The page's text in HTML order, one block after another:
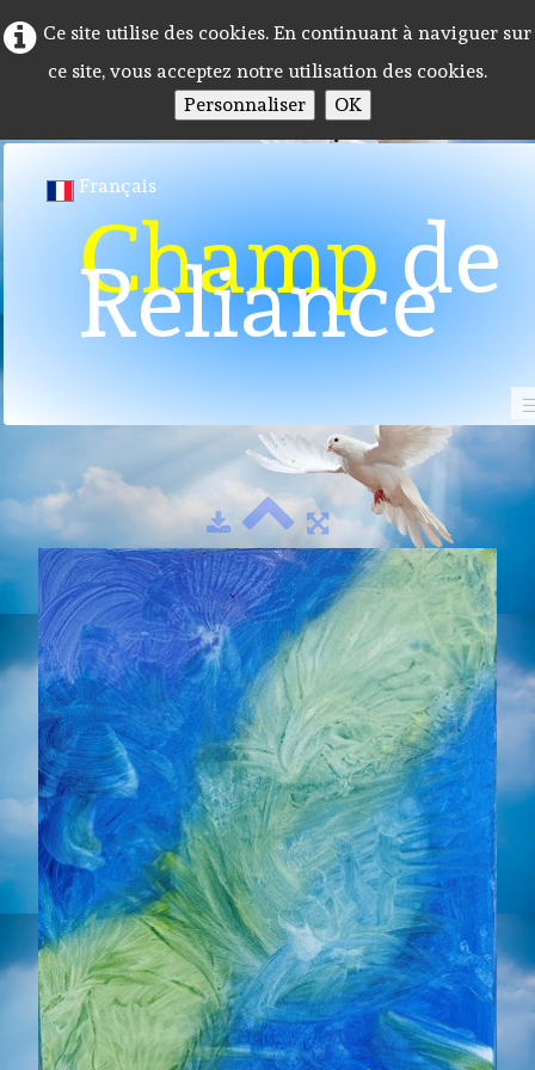
Ce site utilise des cookies. En continuant à naviguer sur
ce site, vous acceptez notre utilisation des cookies.
Personnaliser
OK
Français
Champde
Reliance
Accueil
Programme 2026
Photos▼
Tarifs
Livres
Contact
Toiles Yvette FAGUET